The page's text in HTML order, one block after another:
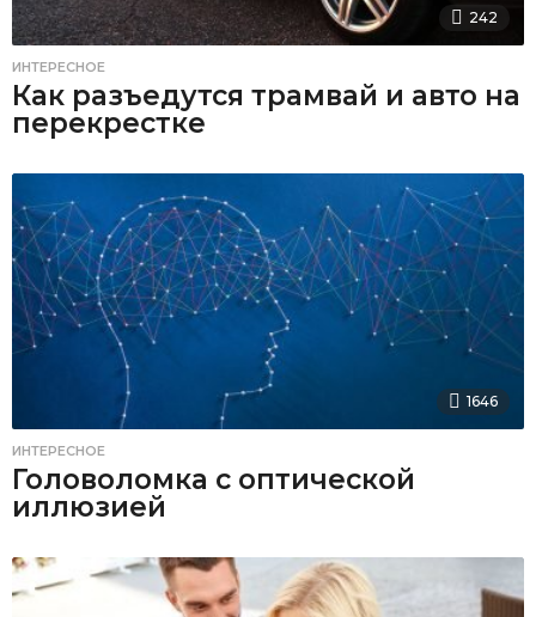
242
ИНТЕРЕСНОЕ
Как разъедутся трамвай и авто на
перекрестке
1646
ИНТЕРЕСНОЕ
Головоломка с оптической
иллюзией